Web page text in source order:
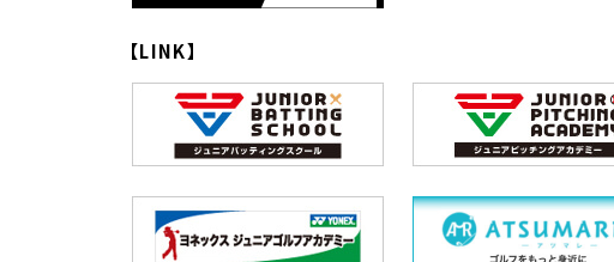
【LINK】